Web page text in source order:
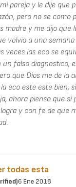
pareja y le dije que
pero no se como
madre y me dijo que
volvio a una
veces las eco se
falso diagnostico,
que Dios me de la
eco este este bien,
ahora pienso que si
y con fe de que
todas esta
6 Ene 2018